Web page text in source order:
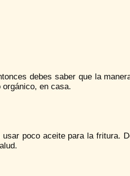
debes saber que la
orgánico, en casa.
usar poco aceite para la fritura.